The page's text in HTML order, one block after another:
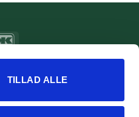
TILLAD ALLE
Google